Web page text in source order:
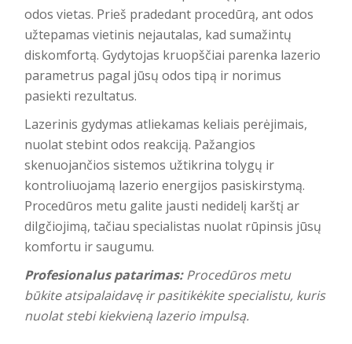
odos vietas. Prieš pradedant procedūrą, ant odos
užtepamas vietinis nejautalas, kad sumažintų
diskomfortą. Gydytojas kruopščiai parenka lazerio
parametrus pagal jūsų odos tipą ir norimus
pasiekti rezultatus.
Lazerinis gydymas atliekamas keliais perėjimais,
nuolat stebint odos reakciją. Pažangios
skenuojančios sistemos užtikrina tolygų ir
kontroliuojamą lazerio energijos pasiskirstymą.
Procedūros metu galite jausti nedidelį karštį ar
dilgčiojimą, tačiau specialistas nuolat rūpinsis jūsų
komfortu ir saugumu.
Profesionalus patarimas: Procedūros metu
būkite atsipalaidavę ir pasitikėkite specialistu, kuris
nuolat stebi kiekvieną lazerio impulsą.